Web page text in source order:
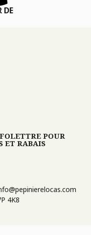
DE
POUR
ET RABAIS
4K8